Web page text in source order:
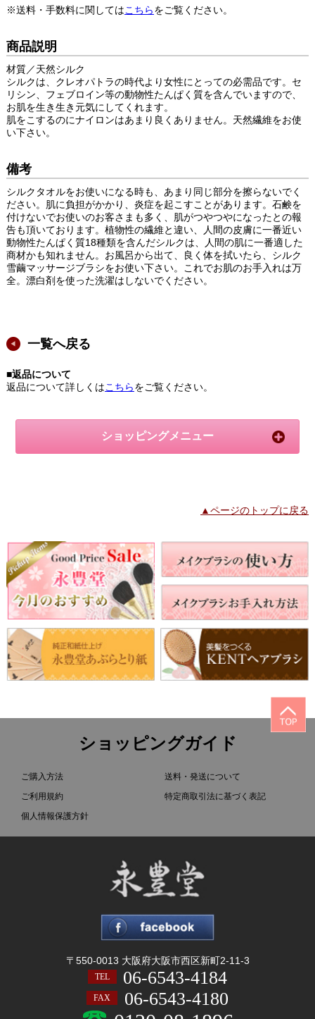
※送料・手数料に関してはこちらをご覧ください。
商品説明
材質／天然シルク
シルクは、クレオパトラの時代より女性にとっての必需品です。セ
リシン、フェブロイン等の動物性たんぱく質を含んでいますので、
お肌を生き生き元気にしてくれます。
肌をこするのにナイロンはあまり良くありません。天然繊維をお使
い下さい。
備考
シルクタオルをお使いになる時も、あまり同じ部分を擦らないでく
ださい。肌に負担がかかり、炎症を起こすことがあります。石鹸を
付けないでお使いのお客さまも多く、肌がつやつやになったとの報
告も頂いております。植物性の繊維と違い、人間の皮膚に一番近い
動物性たんぱく質18種類を含んだシルクは、人間の肌に一番適した
商材かも知れません。お風呂から出て、良く体を拭いたら、シルク
雪繭マッサージブラシをお使い下さい。これでお肌のお手入れは万
全。漂白剤を使った洗濯はしないでください。
一覧へ戻る
■返品について
返品について詳しくはこちらをご覧ください。
ショッピングメニュー
▲ページのトップに戻る
ショッピングガイド
ご購入方法
ご利用規約
個人情報保護方針
送料・発送について
特定商取引法に基づく表記
〒550-0013 大阪府大阪市西区新町2-11-3
TEL 06-6543-4184
FAX 06-6543-4180